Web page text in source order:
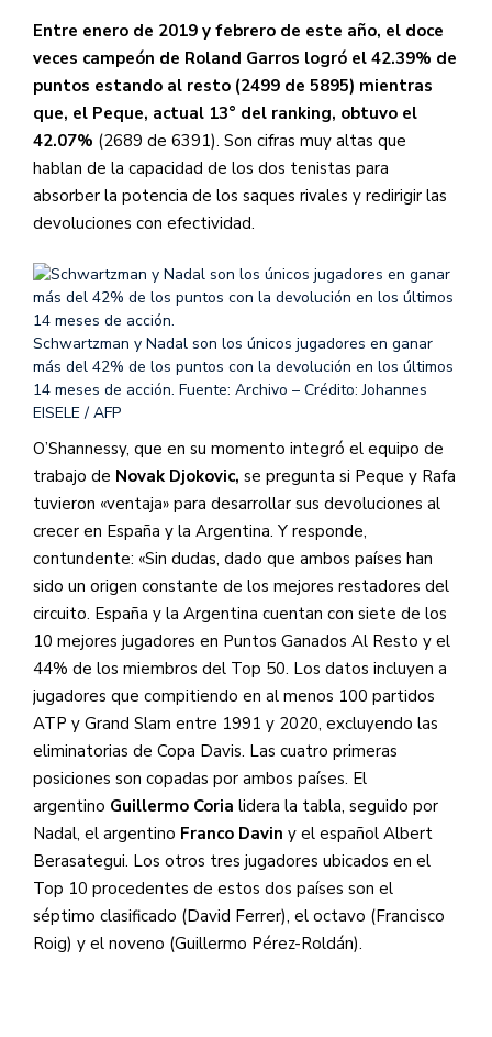
Entre enero de 2019 y febrero de este año, el doce
veces campeón de Roland Garros logró el 42.39% de
puntos estando al resto (2499 de 5895) mientras
que, el Peque, actual 13° del ranking, obtuvo el
42.07% (2689 de 6391). Son cifras muy altas que
hablan de la capacidad de los dos tenistas para
absorber la potencia de los saques rivales y redirigir las
devoluciones con efectividad.
Schwartzman y Nadal son los únicos jugadores en ganar
más del 42% de los puntos con la devolución en los últimos
14 meses de acción. Fuente: Archivo – Crédito: Johannes
EISELE / AFP
O’Shannessy, que en su momento integró el equipo de
trabajo de Novak Djokovic, se pregunta si Peque y Rafa
tuvieron «ventaja» para desarrollar sus devoluciones al
crecer en España y la Argentina. Y responde,
contundente: «Sin dudas, dado que ambos países han
sido un origen constante de los mejores restadores del
circuito. España y la Argentina cuentan con siete de los
10 mejores jugadores en Puntos Ganados Al Resto y el
44% de los miembros del Top 50. Los datos incluyen a
jugadores que compitiendo en al menos 100 partidos
ATP y Grand Slam entre 1991 y 2020, excluyendo las
eliminatorias de Copa Davis. Las cuatro primeras
posiciones son copadas por ambos países. El
argentino Guillermo Coria lidera la tabla, seguido por
Nadal, el argentino Franco Davin y el español Albert
Berasategui. Los otros tres jugadores ubicados en el
Top 10 procedentes de estos dos países son el
séptimo clasificado (David Ferrer), el octavo (Francisco
Roig) y el noveno (Guillermo Pérez-Roldán).